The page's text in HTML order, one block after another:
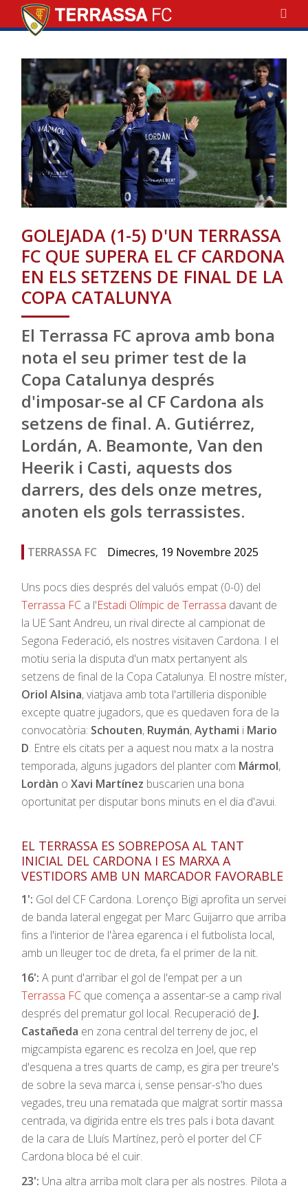
GOLEJADA (1-5) D'UN TERRASSA
FC QUE SUPERA EL CF CARDONA
EN ELS SETZENS DE FINAL DE LA
COPA CATALUNYA
El Terrassa FC aprova amb bona
nota el seu primer test de la
Copa Catalunya després
d'imposar-se al CF Cardona als
setzens de final. A. Gutiérrez,
Lordán, A. Beamonte, Van den
Heerik i Casti, aquests dos
darrers, des dels onze metres,
anoten els gols terrassistes.
TERRASSA FC Dimecres, 19 Novembre 2025
Uns pocs dies després del valuós empat (0-0) del
Terrassa FC a l'Estadi Olímpic de Terrassa davant de
la UE Sant Andreu, un rival directe al campionat de
Segona Federació, els nostres visitaven Cardona. I el
motiu seria la disputa d'un matx pertanyent als
setzens de final de la Copa Catalunya. El nostre míster,
Oriol Alsina, viatjava amb tota l'artilleria disponible
excepte quatre jugadors, que es quedaven fora de la
convocatòria: Schouten, Ruymán,Aythami i Mario
D. Entre els citats per a aquest nou matx a la nostra
temporada, alguns jugadors del planter com Mármol,
Lordàn o Xavi Martínez buscarien una bona
oportunitat per disputar bons minuts en el dia d'avui.
EL TERRASSA ES SOBREPOSA AL TANT
INICIAL DEL CARDONA I ES MARXA A
VESTIDORS AMB UN MARCADOR FAVORABLE
1': Gol del CF Cardona. Lorenço Bigi aprofita un servei
de banda lateral engegat per Marc Guijarro que arriba
fins a l'interior de l'àrea egarenca i el futbolista local,
amb un lleuger toc de dreta, fa el primer de la nit.
16': A punt d'arribar el gol de l'empat per a un
Terrassa FC que comença a assentar-se a camp rival
després del prematur gol local. Recuperació de J.
Castañeda en zona central del terreny de joc, el
migcampista egarenc es recolza en Joel, que rep
d'esquena a tres quarts de camp, es gira per treure's
de sobre la seva marca i, sense pensar-s'ho dues
vegades, treu una rematada que malgrat sortir massa
centrada, va digirida entre els tres pals i bota davant
de la cara de Lluís Martínez, però el porter del CF
Cardona bloca bé el cuir.
23': Una altra arriba molt clara per als nostres. Pilota a